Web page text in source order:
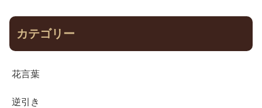
カテゴリー
花言葉
逆引き